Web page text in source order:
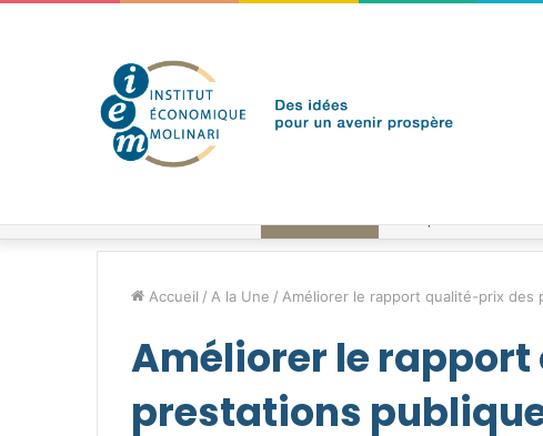
Accueil / A la Une / Améliorer le rapport qualité-prix des
Améliorer le
prestations